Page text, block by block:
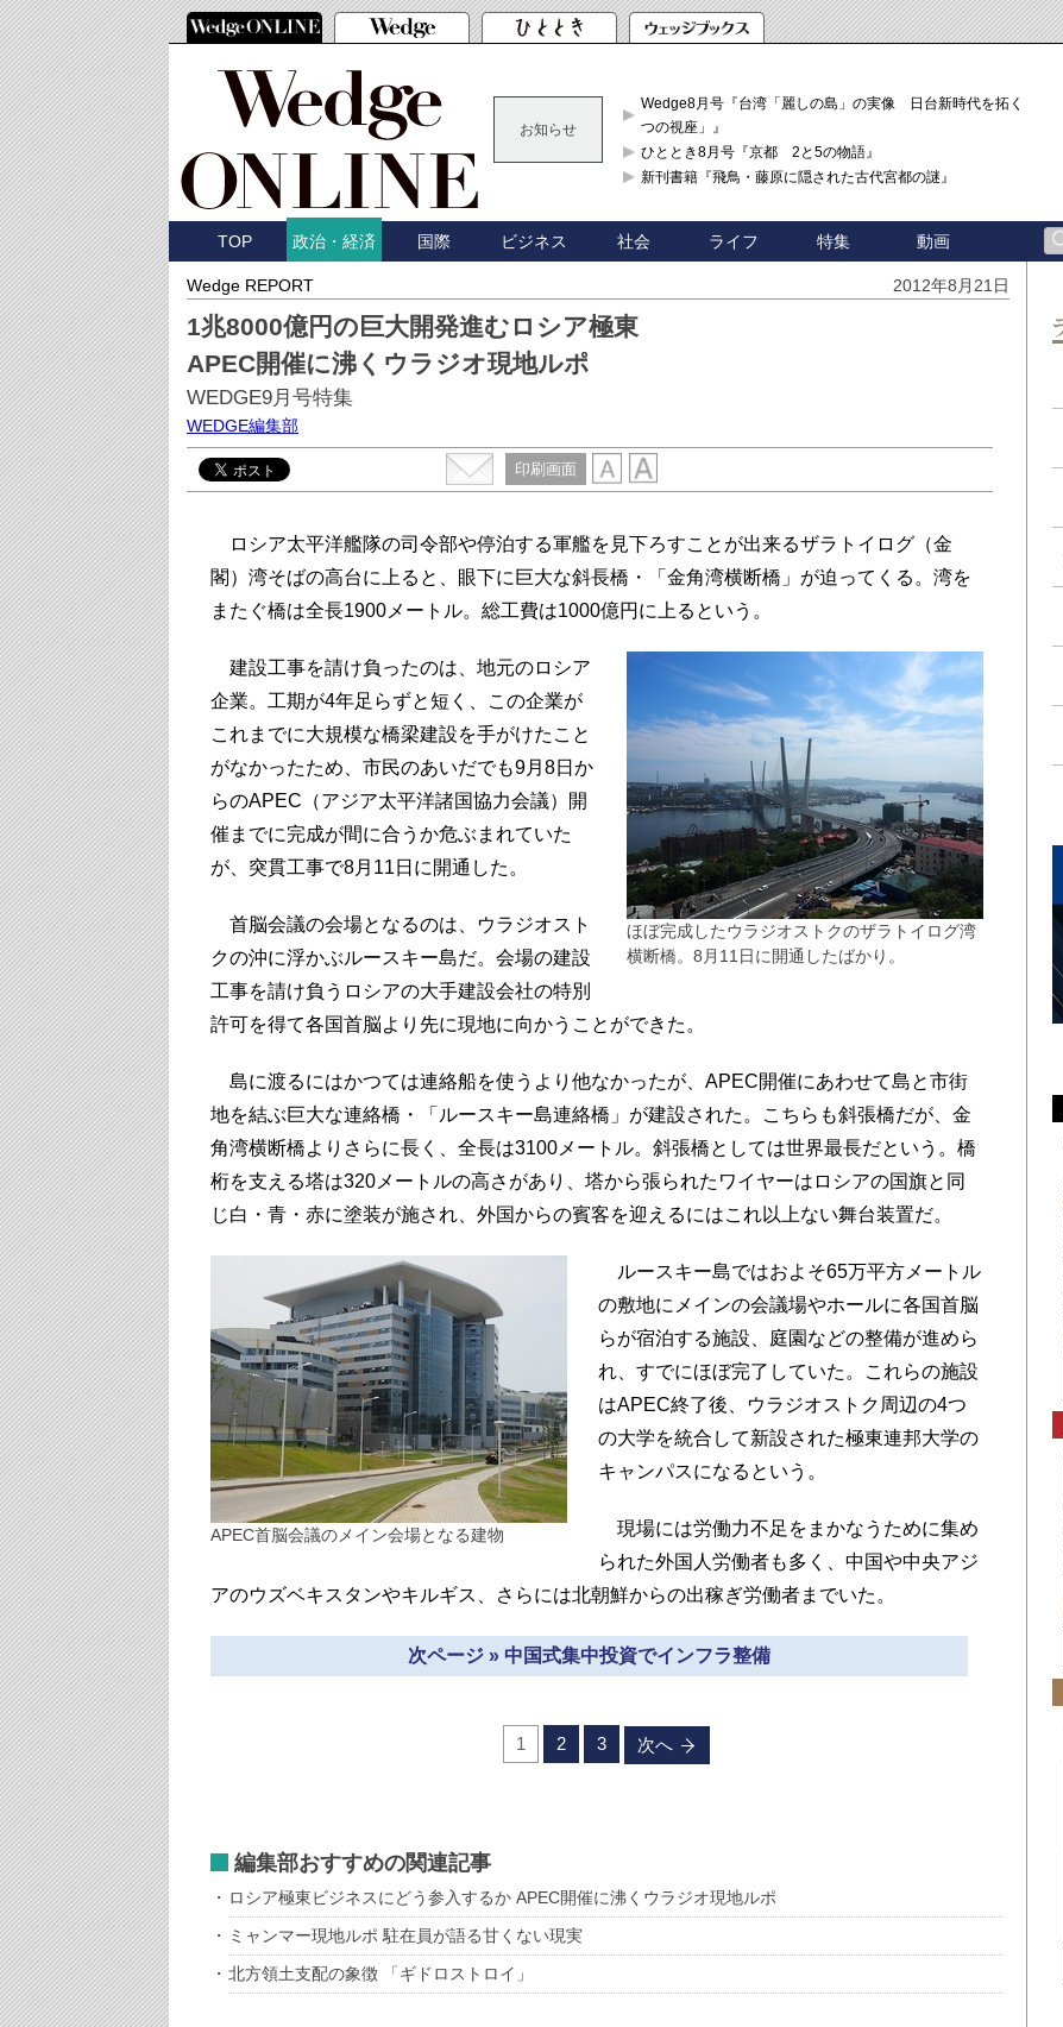
お知らせ
Wedge8月号『台湾「麗しの島」の実像 日台新時代を拓く「3
つの視座」』
ひととき8月号『京都 2と5の物語』
新刊書籍『飛鳥・藤原に隠された古代宮都の謎』
TOP 政治・経済 国際 ビジネス 社会 ライフ 特集 動画
Wedge REPORT 2012年8月21日
1兆8000億円の巨大開発進むロシア極東
APEC開催に沸くウラジオ現地ルポ
WEDGE9月号特集
WEDGE編集部
印刷画面
ロシア太平洋艦隊の司令部や停泊する軍艦を見下ろすことが出来るザラトイログ（金
閣）湾そばの高台に上ると、眼下に巨大な斜長橋・「金角湾横断橋」が迫ってくる。湾を
またぐ橋は全長1900メートル。総工費は1000億円に上るという。
ほぼ完成したウラジオストクのザラトイログ湾
横断橋。8月11日に開通したばかり。
建設工事を請け負ったのは、地元のロシア
企業。工期が4年足らずと短く、この企業が
これまでに大規模な橋梁建設を手がけたこと
がなかったため、市民のあいだでも9月8日か
らのAPEC（アジア太平洋諸国協力会議）開
催までに完成が間に合うか危ぶまれていた
が、突貫工事で8月11日に開通した。
首脳会議の会場となるのは、ウラジオスト
クの沖に浮かぶルースキー島だ。会場の建設
工事を請け負うロシアの大手建設会社の特別
許可を得て各国首脳より先に現地に向かうことができた。
島に渡るにはかつては連絡船を使うより他なかったが、APEC開催にあわせて島と市街
地を結ぶ巨大な連絡橋・「ルースキー島連絡橋」が建設された。こちらも斜張橋だが、金
角湾横断橋よりさらに長く、全長は3100メートル。斜張橋としては世界最長だという。橋
桁を支える塔は320メートルの高さがあり、塔から張られたワイヤーはロシアの国旗と同
じ白・青・赤に塗装が施され、外国からの賓客を迎えるにはこれ以上ない舞台装置だ。
APEC首脳会議のメイン会場となる建物
ルースキー島ではおよそ65万平方メートル
の敷地にメインの会議場やホールに各国首脳
らが宿泊する施設、庭園などの整備が進めら
れ、すでにほぼ完了していた。これらの施設
はAPEC終了後、ウラジオストク周辺の4つ
の大学を統合して新設された極東連邦大学の
キャンパスになるという。
現場には労働力不足をまかなうために集め
られた外国人労働者も多く、中国や中央アジ
アのウズベキスタンやキルギス、さらには北朝鮮からの出稼ぎ労働者までいた。
次ページ » 中国式集中投資でインフラ整備
1 2 3 次へ
編集部おすすめの関連記事
ロシア極東ビジネスにどう参入するか APEC開催に沸くウラジオ現地ルポ
ミャンマー現地ルポ 駐在員が語る甘くない現実
北方領土支配の象徴 「ギドロストロイ」